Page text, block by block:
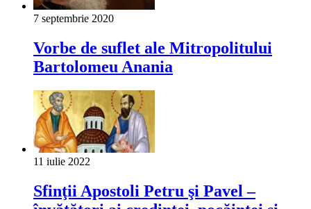
7 septembrie 2020
Vorbe de suflet ale Mitropolitului
Bartolomeu Anania
11 iulie 2022
Sfinţii Apostoli Petru şi Pavel –